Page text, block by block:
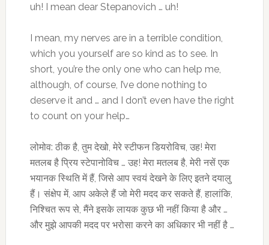
uh! I mean dear Stepanovich … uh!
I mean, my nerves are in a terrible condition,
which you yourself are so kind as to see. In
short, you’re the only one who can help me,
although, of course, I’ve done nothing to
deserve it and … and I don’t even have the right
to count on your help…
लोमोव: ठीक है, तुम देखो, मेरे स्टीफन डियरोविच, उह! मेरा
मतलब है प्रिय स्टेपानोविच … उह! मेरा मतलब है, मेरी नसें एक
भयानक स्थिति में हैं, जिसे आप स्वयं देखने के लिए इतने दयालु
हैं। संक्षेप में, आप अकेले हैं जो मेरी मदद कर सकते हैं, हालांकि,
निश्चित रूप से, मैंने इसके लायक कुछ भी नहीं किया है और …
और मुझे आपकी मदद पर भरोसा करने का अधिकार भी नहीं है …